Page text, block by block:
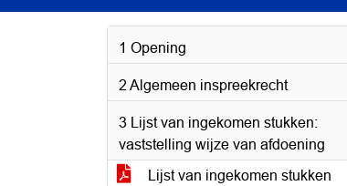
1 Opening
2 Algemeen inspreekrecht
3 Lijst van ingekomen stukken:
vaststelling wijze van afdoening
Lijst van ingekomen stukken